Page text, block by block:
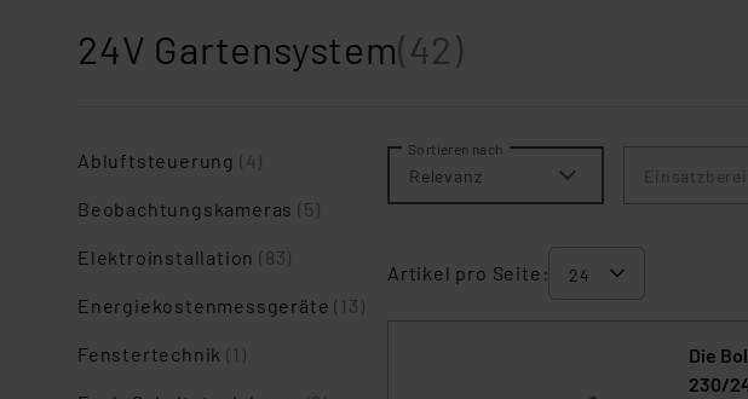
24V Gartensystem(42)
Abluftsteuerung (4)
Beobachtungskameras(5)
Elektroinstallation(83)
Energiekostenmessgeräte(13)
Fenstertechnik(1)
Sortieren nach
Relevanz
Artikel pro Seite:
Die
230/